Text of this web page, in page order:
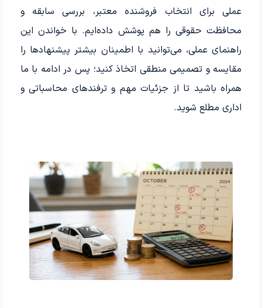
عملی برای انتخاب فروشنده معتبر، بررسی سابقه و
محافظت حقوقی را هم پوشش داده‌ایم. با خواندن این
راهنمای عملی، می‌توانید با اطمینان بیشتر پیشنهادها را
مقایسه و تصمیمی منطقی اتخاذ کنید؛ پس در ادامه با ما
همراه باشید تا از جزئیات مهم و ترفندهای محاسباتی و
اداری مطلع شوید.